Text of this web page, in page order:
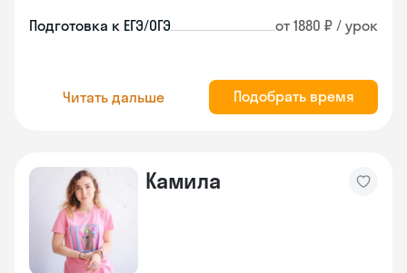
Подготовка к ЕГЭ/ОГЭ от 1880 ₽ / урок
Читать дальше Подобрать время
Камила